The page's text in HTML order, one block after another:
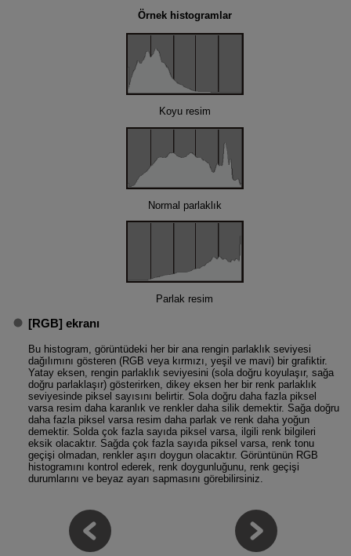
Örnek histogramlar
Koyu resim
Normal parlaklık
Parlak resim
[RGB] ekranı
Bu histogram, görüntüdeki her bir ana rengin parlaklık seviyesi
dağılımını gösteren (RGB veya kırmızı, yeşil ve mavi) bir grafiktir.
Yatay eksen, rengin parlaklık seviyesini (sola doğru koyulaşır, sağa
doğru parlaklaşır) gösterirken, dikey eksen her bir renk parlaklık
seviyesinde piksel sayısını belirtir. Sola doğru daha fazla piksel
varsa resim daha karanlık ve renkler daha silik demektir. Sağa doğru
daha fazla piksel varsa resim daha parlak ve renk daha yoğun
demektir. Solda çok fazla sayıda piksel varsa, ilgili renk bilgileri
eksik olacaktır. Sağda çok fazla sayıda piksel varsa, renk tonu
geçişi olmadan, renkler aşırı doygun olacaktır. Görüntünün RGB
histogramını kontrol ederek, renk doygunluğunu, renk geçişi
durumlarını ve beyaz ayarı sapmasını görebilirsiniz.